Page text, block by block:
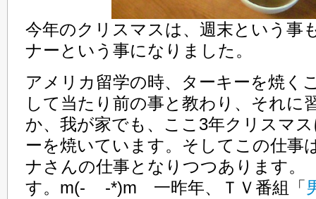
今年のクリスマスは、週末という事
ナーという事になりました。
アメリカ留学の時、ターキーを焼く
して当たり前の事と教わり、それに
か、我が家でも、ここ3年クリスマ
ーを焼いています。そしてこの仕事
ナさんの仕事となりつつあります。
す。m(- -*)m 一昨年、ＴＶ番組「